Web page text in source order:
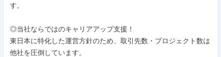
す。
◎当社ならではのキャリアアップ支援！
東日本に特化した運営方針のため、取引先数・プロジェクト数は
他社を圧倒しています。